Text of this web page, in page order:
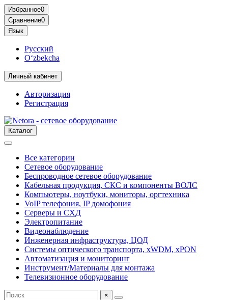
Избранное0
Сравнение0
Язык
Русский
O‘zbekcha
Личный кабинет
Авторизация
Регистрация
Каталог
Все категории
Сетевое оборудование
Беспроводное сетевое оборудование
Кабельная продукция, СКС и компоненты ВОЛС
Компьютеры, ноутбуки, мониторы, оргтехника
VoIP телефония, IP домофония
Серверы и СХД
Электропитание
Видеонаблюдение
Инженерная инфраструктура, ЦОД
Системы оптического транспорта, xWDM, xPON
Автоматизация и мониторинг
Инструмент/Материалы для монтажа
Телевизионное оборудование
×